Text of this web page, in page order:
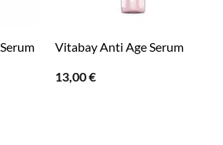
Vitabay Anti Age Serum
13,00€